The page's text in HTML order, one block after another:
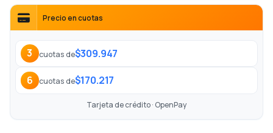
Precio en cuotas
3 cuotas de$309.947
6 cuotas de$170.217
Tarjeta de crédito · OpenPay